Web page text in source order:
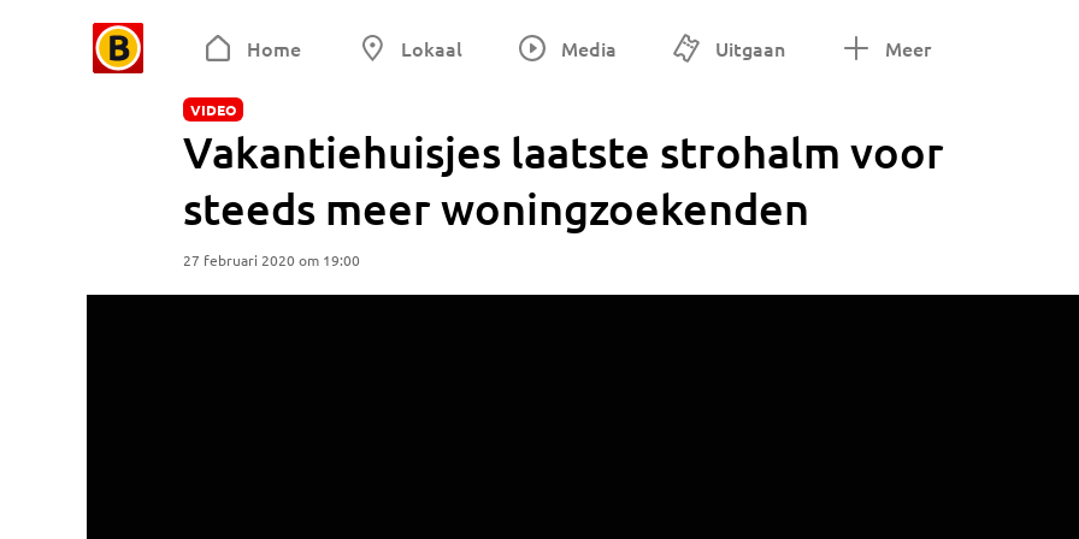
Home Lokaal Media Uitgaan Meer
VIDEO
Vakantiehuisjes laatste strohalm voor
steeds meer woningzoekenden
27 februari 2020 om 19:00